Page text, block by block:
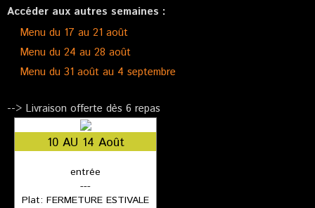
Accéder aux autres semaines :
Menu du 17 au 21 août
Menu du 24 au 28 août
Menu du 31 août au 4 septembre
--> Livraison offerte dès 6 repas
10 AU 14 Août
entrée
---
Plat: FERMETURE ESTIVALE